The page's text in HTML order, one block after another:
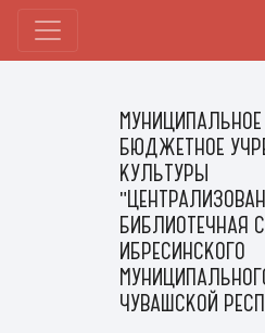
МУНИЦИПАЛЬНОЕ
БЮДЖЕТНОЕ
КУЛЬТУРЫ
БИБЛИОТЕЧНАЯ
ИБРЕСИНСКОГО
ЧУВАШСКОЙ